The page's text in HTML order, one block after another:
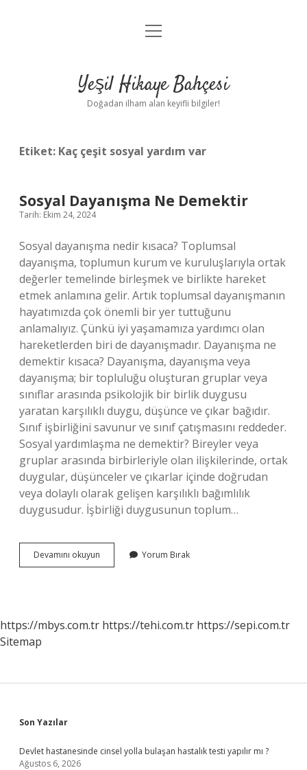
Anasayfa
Yasal Uyarı
menüyü
Yeşil Hikaye Bahçesi
Doğadan ilham alan keyifli bilgiler!
Etiket: Kaç çeşit sosyal yardım var
Sosyal Dayanışma Ne Demektir
Tarih: Ekim 24, 2024
Sosyal dayanışma nedir kısaca? Toplumsal
dayanışma, toplumun kurum ve kuruluşlarıyla ortak
değerler temelinde birleşmek ve birlikte hareket
etmek anlamına gelir. Artık toplumsal dayanışmanın
hayatımızda çok önemli bir yer tuttuğunu
anlamalıyız. Çünkü iyi yaşamamıza yardımcı olan
hareketlerden biri de dayanışmadır. Dayanışma ne
demektir kısaca? Dayanışma, dayanışma veya
dayanışma; bir topluluğu oluşturan gruplar veya
sınıflar arasında psikolojik bir birlik duygusu
yaratan karşılıklı duygu, düşünce ve çıkar bağıdır.
Sınıf işbirliğini savunur ve sınıf çatışmasını reddeder.
Sosyal yardımlaşma ne demektir? Bireyler veya
gruplar arasında birbirleriyle olan ilişkilerinde, ortak
duygular, düşünceler ve çıkarlar içinde doğrudan
veya dolaylı olarak gelişen karşılıklı bağımlılık
duygusudur. İşbirliği duygusunun toplum…
Devamını okuyun
Dayanışma
Yorum Bırak
https://mbys.com.tr https://tehi.com.tr https://sepi.com.tr
Sitemap
Sidebar
Son Yazılar
Devlet hastanesinde cinsel yolla bulaşan hastalık testi yapılır mı ?
Ağustos 6, 2026